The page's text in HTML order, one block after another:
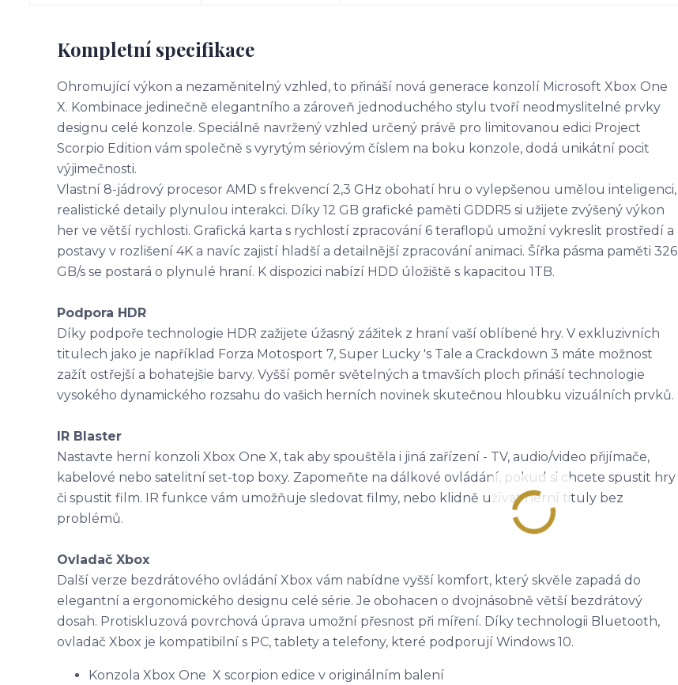
Kompletní specifikace
Ohromující výkon a nezaměnitelný vzhled, to přináší nová generace konzolí Microsoft Xbox One
X. Kombinace jedinečně elegantního a zároveň jednoduchého stylu tvoří neodmyslitelné prvky
designu celé konzole. Speciálně navržený vzhled určený právě pro limitovanou edici Project
Scorpio Edition vám společně s vyrytým sériovým číslem na boku konzole, dodá unikátní pocit
výjimečnosti.
Vlastní 8-jádrový procesor AMD s frekvencí 2,3 GHz obohatí hru o vylepšenou umělou inteligenci,
realistické detaily plynulou interakci. Díky 12 GB grafické paměti GDDR5 si užijete zvýšený výkon
her ve větší rychlosti. Grafická karta s rychlostí zpracování 6 teraflopů umožní vykreslit prostředí a
postavy v rozlišení 4K a navíc zajistí hladší a detailnější zpracování animaci. Šířka pásma paměti 326
GB/s se postará o plynulé hraní. K dispozici nabízí HDD úložiště s kapacitou 1TB.
Podpora HDR
Díky podpoře technologie HDR zažijete úžasný zážitek z hraní vaší oblíbené hry. V exkluzivních
titulech jako je například Forza Motosport 7, Super Lucky 's Tale a Crackdown 3 máte možnost
zažít ostřejší a bohatejšie barvy. Vyšší poměr světelných a tmavších ploch přináší technologie
vysokého dynamického rozsahu do vašich herních novinek skutečnou hloubku vizuálních prvků.
IR Blaster
Nastavte herní konzoli Xbox One X, tak aby spouštěla i jiná zařízení - TV, audio/video přijímače,
kabelové nebo satelitní set-top boxy. Zapomeňte na dálkové ovládání, pokud si chcete spustit hry
či spustit film. IR funkce vám umožňuje sledovat filmy, nebo klidně užívat herní tituly bez
problémů.
Ovladač Xbox
Další verze bezdrátového ovládání Xbox vám nabídne vyšší komfort, který skvěle zapadá do
elegantní a ergonomického designu celé série. Je obohacen o dvojnásobně větší bezdrátový
dosah. Protiskluzová povrchová úprava umožní přesnost při míření. Díky technologii Bluetooth,
ovladač Xbox je kompatibilní s PC, tablety a telefony, které podporují Windows 10.
Konzola Xbox One X scorpion edice v originálním balení